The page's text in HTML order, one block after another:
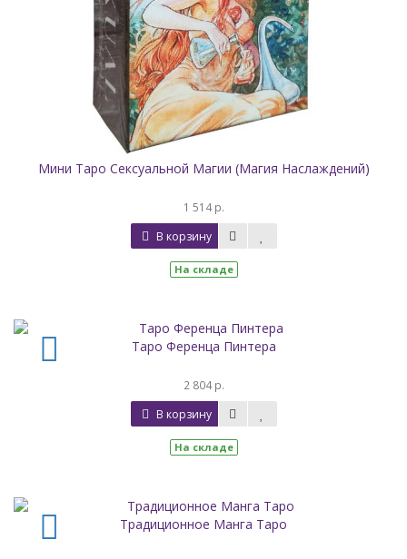
Мини Таро Сексуальной Магии (Магия Наслаждений)
1 514 р.
В корзину
На складе
Таро Ференца Пинтера
2 804 р.
В корзину
На складе
Традиционное Манга Таро